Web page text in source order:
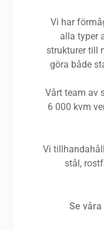
Vi har
alla typer
strukturer till
göra både
Vårt team av
6 000 kvm
Vi
stål,
Se